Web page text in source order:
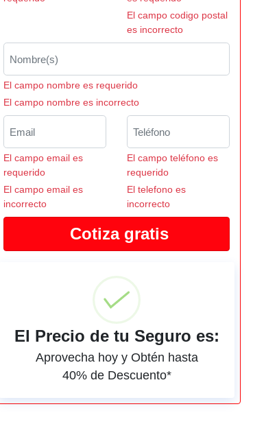
El campo codigo postal
es incorrecto
El campo nombre es requerido
El campo nombre es incorrecto
El campo email es
requerido
El campo email es
incorrecto
El campo teléfono es
requerido
El telefono es
incorrecto
El Precio de tu Seguro es:
Aprovecha hoy y Obtén hasta
40% de Descuento*